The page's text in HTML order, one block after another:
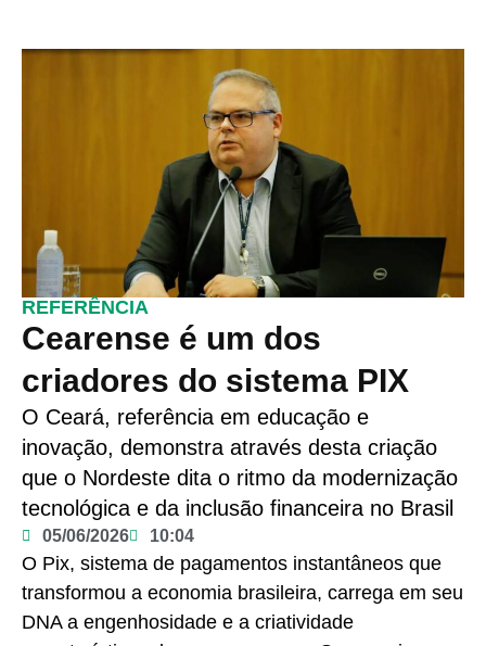
REFERÊNCIA
Cearense é um dos
criadores do sistema PIX
O Ceará, referência em educação e
inovação, demonstra através desta criação
que o Nordeste dita o ritmo da modernização
tecnológica e da inclusão financeira no Brasil
05/06/2026 10:04
O Pix, sistema de pagamentos instantâneos que
transformou a economia brasileira, carrega em seu
DNA a engenhosidade e a criatividade